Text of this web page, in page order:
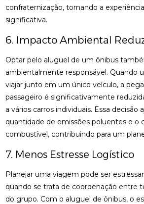
confraternização, tornando a
significativa.
6. Impacto Ambiental
Optar pelo aluguel de um ônibus
ambientalmente responsável. Quando
viajar junto em um único veículo, a
passageiro é significativamente
a vários carros individuais. Essa decisão
quantidade de emissões poluentes e o
combustível, contribuindo para um
7. Menos Estresse Logístico
Planejar uma viagem pode ser
quando se trata de coordenação entre
do grupo. Com o aluguel de ônibus, o